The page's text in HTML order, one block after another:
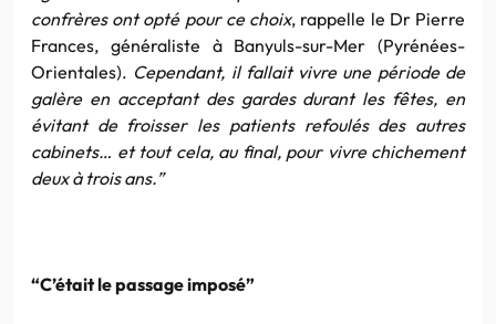
confrères ont opté pour ce choix, rappelle le Dr Pierre
Frances, généraliste à Banyuls-sur-Mer (Pyrénées-
Orientales). Cependant, il fallait vivre une période de
galère en acceptant des gardes durant les fêtes, en
évitant de froisser les patients refoulés des autres
cabinets… et tout cela, au final, pour vivre chichement
deux à trois ans.”
“C’était le passage imposé”